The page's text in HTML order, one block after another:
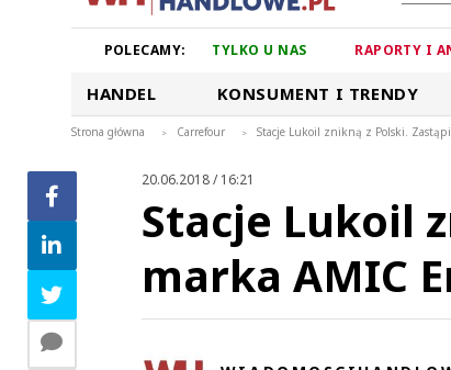
POLECAMY: TYLKO U NAS RAPORTY I
HANDEL KONSUMENT I TRENDY
Strona główna > Carrefour > Stacje Lukoil znikną z Polski.
20.06.2018 / 16:21
Stacje Lukoil
marka AMIC